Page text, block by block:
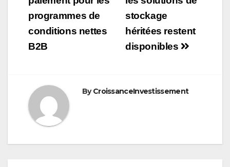
stockage
héritées restent
disponibles
programmes de
conditions nettes
B2B
ByCroissanceInvestissement